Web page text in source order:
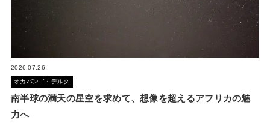
2026.07.26
オカバンゴ・デルタ
南半球の満天の星空を求めて、想像を超えるアフリカの魅
力へ